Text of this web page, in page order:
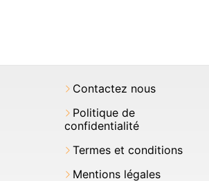
Contactez nous
Politique de
confidentialité
Termes et conditions
Mentions légales